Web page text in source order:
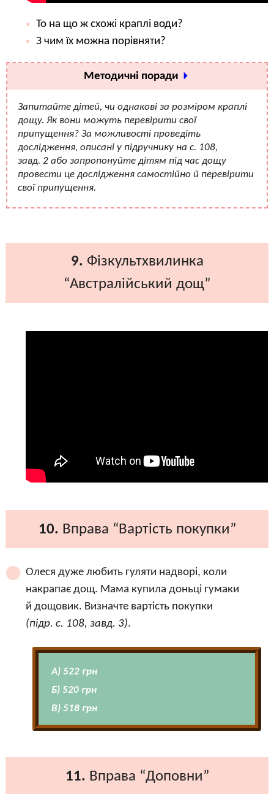
То на що ж схожі краплі води?
З чим їх можна порівняти?
Методичні поради
Запитайте дітей, чи однакові за розміром краплі
дощу. Як вони можуть перевірити свої
припущення? За можливості проведіть
дослідження, описані у підручнику на с. 108,
завд. 2 або запропонуйте дітям під час дощу
провести це дослідження самостійно й перевірити
свої припущення.
9. Фізкультхвилинка
“Австралійський дощ”
10. Вправа “Вартість покупки”
Олеся дуже любить гуляти надворі, коли
накрапає дощ. Мама купила доньці гумаки
й дощовик. Визначте вартість покупки
(підр. с. 108, завд. 3).
А) 522 грн
Б) 520 грн
В) 518 грн
11. Вправа “Доповни”